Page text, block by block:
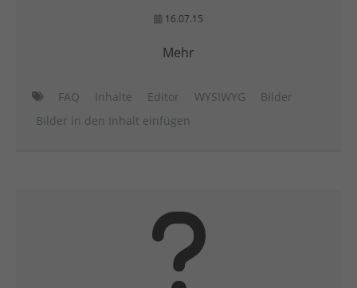
16.07.15
Mehr
FAQ Inhalte Editor WYSIWYG
Bilder
Bilder in den Inhalt einfügen